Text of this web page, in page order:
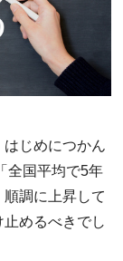
じめにつかん
全国平均で5年
調に上昇して
めるべきでし